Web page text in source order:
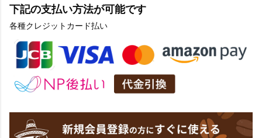
下記の支払い方法が可能です
各種クレジットカード払い